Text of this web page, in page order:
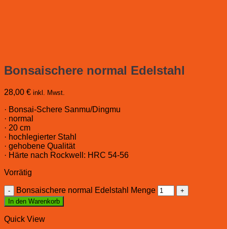
Bonsaischere normal Edelstahl
28,00 € inkl. Mwst.
· Bonsai-Schere Sanmu/Dingmu
· normal
· 20 cm
· hochlegierter Stahl
· gehobene Qualität
· Härte nach Rockwell: HRC 54-56
Vorrätig
Bonsaischere normal Edelstahl Menge
In den Warenkorb
Quick View